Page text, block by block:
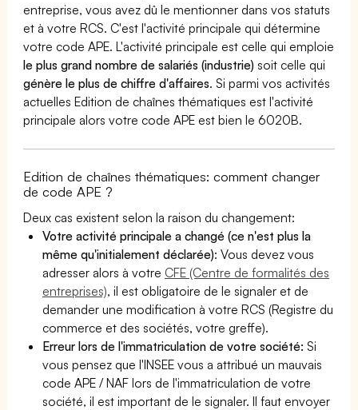
entreprise, vous avez dû le mentionner dans vos statuts
et à votre RCS. C'est l'activité principale qui détermine
votre code APE. L'activité principale est celle qui emploie
le plus grand nombre de salariés (industrie) soit celle qui
génère le plus de chiffre d'affaires. Si parmi vos activités
actuelles Edition de chaînes thématiques est l'activité
principale alors votre code APE est bien le 6020B.
Edition de chaînes thématiques: comment changer
de code APE ?
Deux cas existent selon la raison du changement:
Votre activité principale a changé (ce n'est plus la
même qu'initialement déclarée): Vous devez vous
adresser alors à votre CFE (Centre de formalités des
entreprises), il est obligatoire de le signaler et de
demander une modification à votre RCS (Registre du
commerce et des sociétés, votre greffe).
Erreur lors de l'immatriculation de votre société:Si
vous pensez que l'INSEE vous a attribué un mauvais
code APE / NAF lors de l'immatriculation de votre
société, il est important de le signaler. Il faut envoyer